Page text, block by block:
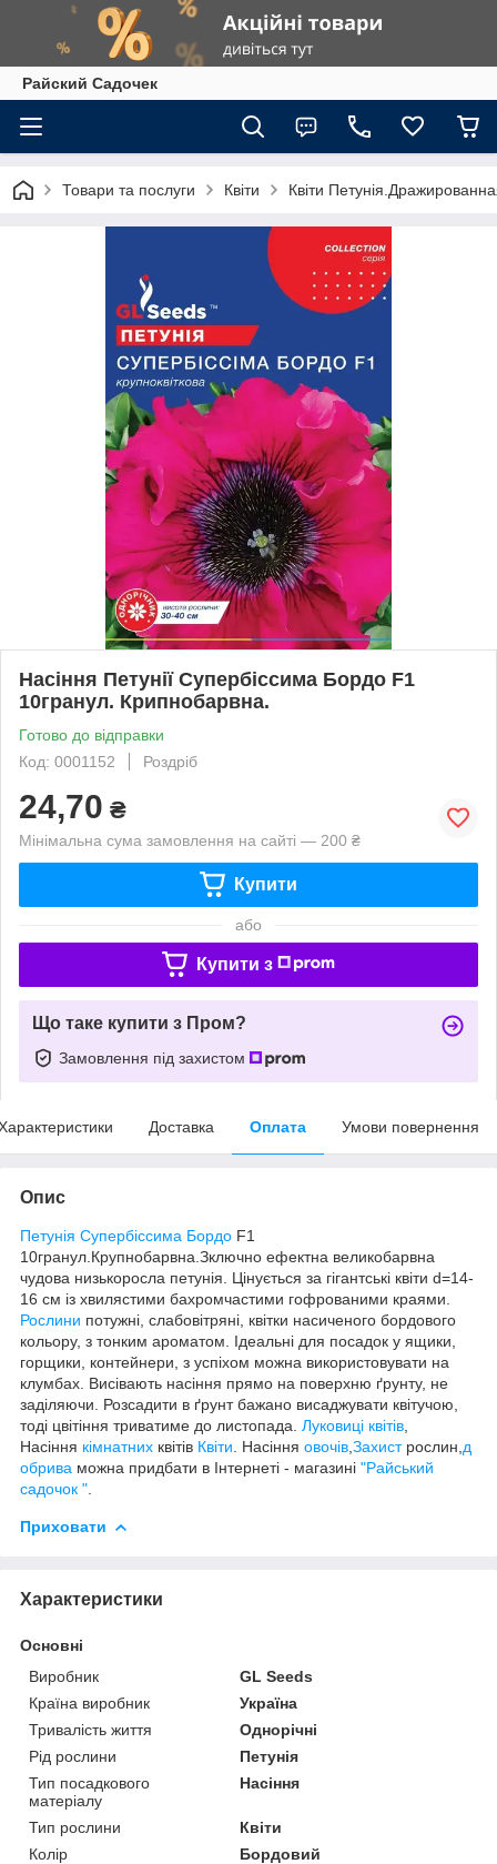
Райский Садочек
Товари та послуги Квіти Квіти
Насіння Петунії Супербіссима Бордо F1
10гранул. Крипнобарвна.
Готово до відправки
Код: 0001152
Роздріб
24,70 ₴
Мінімальна сума замовлення на сайті — 200 ₴
Купити
або
Купити з
Що таке купити з Пром?
Замовлення під захистом
Доставка Оплата Умови повернення
Опис
Петунія Супербіссима Бордо F1
10гранул.Крупнобарвна.Зключно ефектна великобарвна
чудова низькоросла петунія. Цінується за гігантські квіти d=14-
16 см із хвилястими бахромчастими гофрованими краями.
Рослини потужні, слабовітряні, квітки насиченого бордового
кольору, з тонким ароматом. Ідеальні для посадок у ящики,
горщики, контейнери, з успіхом можна використовувати на
клумбах. Висівають насіння прямо на поверхню ґрунту, не
заділяючи. Розсадити в ґрунт бажано висаджувати квітучою,
тоді цвітіння триватиме до листопада. Луковиці квітів
Насіння кімнатних квітів Квiти . Насiння овочiв Захистрослин, д
обрива можна придбати в Інтернеті - магазині "Райський
садочок "
Приховати
Характеристики
Основні
Виробник
GL Seeds
Країна виробник
Україна
Тривалість життя
Однорічні
Рід рослини
Петунія
Тип посадкового
матеріалу
Насіння
Тип рослини
Квіти
Колір
Бордовий